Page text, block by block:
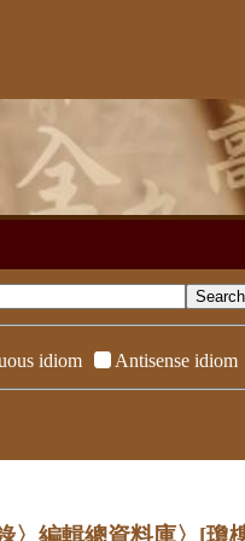
idiom Antisense idiom
〉編輯總資料庫〉 [瓊